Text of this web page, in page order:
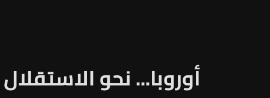
أوروبا... نحو